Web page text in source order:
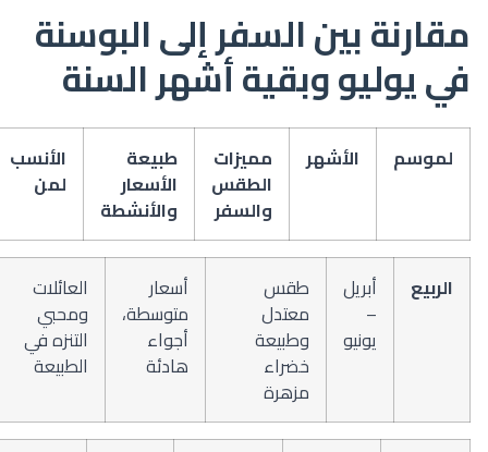
مقارنة بين السفر إلى البوسنة
في يوليو وبقية أشهر السنة
لموسم الأشهر
مميزات
الطقس
والسفر
طبيعة
الأسعار
والأنشطة
الأنسب
لمن
الربيع
أبريل
–
يونيو
طقس
معتدل
وطبيعة
خضراء
مزهرة
أسعار
متوسطة،
أجواء
هادئة
العائلات
ومحبي
التنزه في
الطبيعة